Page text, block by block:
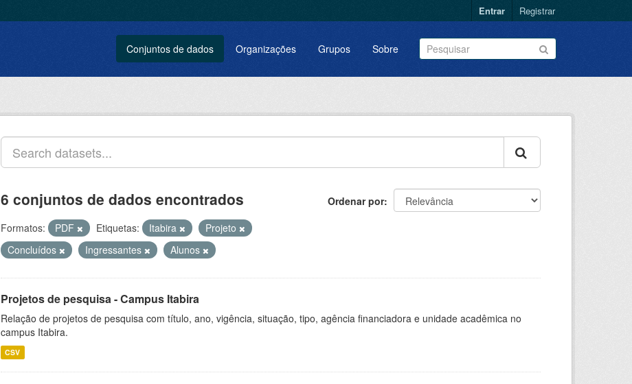
Entrar Registrar
Conjuntos de dados Organizações Grupos Sobre
Ordenar por
6 conjuntos de dados encontrados
Formatos: PDF Etiquetas: Itabira
Projeto
Concluídos
Ingressantes Alunos
Projetos de pesquisa - Campus Itabira
Relação de projetos de pesquisa com título, ano, vigência, situação, tipo, agência financiadora e unidade acadêmica no
campus Itabira.
CSV